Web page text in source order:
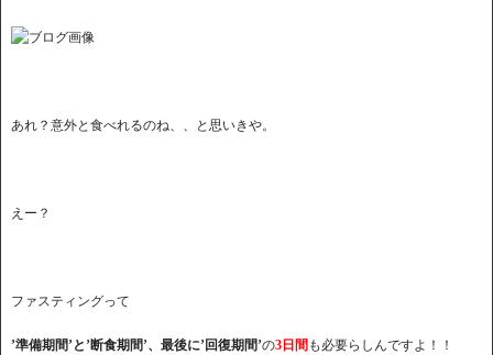
あれ？意外と食べれるのね、、と思いきや。
えー？
ファスティングって
’準備期間’と’断食期間’、最後に’回復期間’の3日間 も必要らしんですよ！！